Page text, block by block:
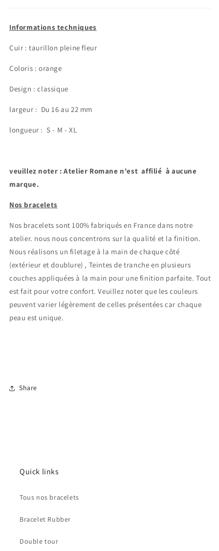
Informations techniques
Cuir : taurillon pleine fleur
Coloris : orange
Design : classique
largeur : Du 16 au 22 mm
longueur : S - M - XL
veuillez noter : Atelier Romane n'est affilié à aucune
marque.
Nos bracelets
Nos bracelets sont 100% fabriqués en France dans notre
atelier. nous nous concentrons sur la qualité et la finition.
Nous réalisons un filetage à la main de chaque côté
(extérieur et doublure) , Teintes de tranche en plusieurs
couches appliquées à la main pour une finition parfaite. Tout
est fait pour votre confort. Veuillez noter que les couleurs
peuvent varier légèrement de celles présentées car chaque
peau est unique.
Share
Quick links
Tous nos bracelets
Bracelet Rubber
Double tour
Connexion requise
Connectez-vous à votre compte pour ajouter des
produits à votre liste de souhaits et afficher vos
articles précédemment enregistrés.